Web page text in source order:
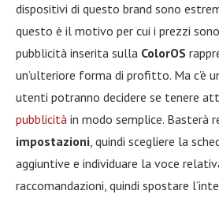
dispositivi di questo brand sono
questo è il motivo per cui i prezzi
pubblicità inserita sulla ColorOS
un’ulteriore forma di profitto. Ma c’è
utenti potranno decidere se tenere
pubblicità in modo semplice. Basterà
impostazioni, quindi scegliere la
aggiuntive e individuare la voce
raccomandazioni, quindi spostare